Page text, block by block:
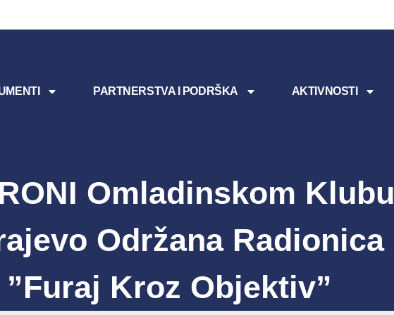
PARTNERSTVA I PODRŠKA AKTIVNOSTI
Omladinskom Klubu
Održana Radionica
”Furaj Kroz Objektiv”